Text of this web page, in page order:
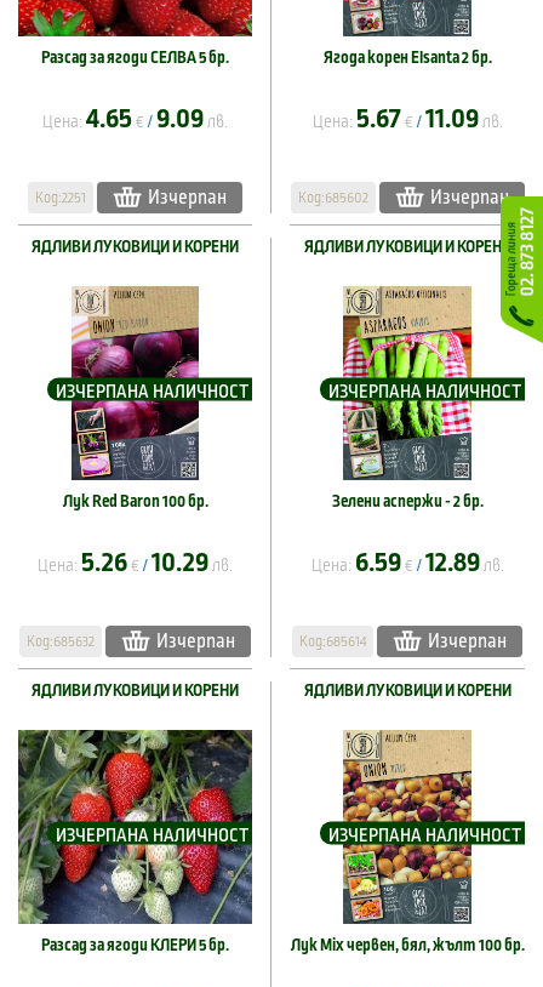
Разсад за ягоди СЕЛВА 5 бр.
Цена: 4.65 € / 9.09 лв.
Код:2251 Изчерпан
Ягода корен Elsanta 2 бр.
Цена: 5.67 € / 11.09 лв.
Код:685602 Изчерпан
ИЗЧЕРПАНА НАЛИЧНОСТ
ЯДЛИВИ ЛУКОВИЦИ И КОРЕНИ
Лук Red Baron 100 бр.
Цена: 5.26 € / 10.29 лв.
Код:685632 Изчерпан
ИЗЧЕРПАНА НАЛИЧНОСТ
ЯДЛИВИ ЛУКОВИЦИ И КОРЕНИ
Зелени аспержи - 2 бр.
Цена: 6.59 € / 12.89 лв.
Код:685614 Изчерпан
ИЗЧЕРПАНА НАЛИЧНОСТ
ЯДЛИВИ ЛУКОВИЦИ И КОРЕНИ
Разсад за ягоди КЛЕРИ 5 бр.
ИЗЧЕРПАНА НАЛИЧНОСТ
ЯДЛИВИ ЛУКОВИЦИ И КОРЕНИ
Лук Mix червен, бял, жълт 100 бр.